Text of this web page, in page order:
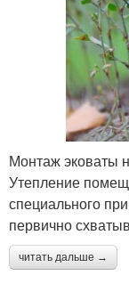
Монтаж эковаты
Утепление
специального
первично
читать дальше →